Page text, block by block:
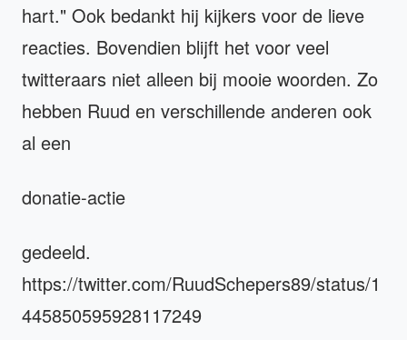
hart." Ook bedankt hij kijkers voor de lieve
reacties. Bovendien blijft het voor veel
twitteraars niet alleen bij mooie woorden. Zo
hebben Ruud en verschillende anderen ook
al een
donatie-actie
gedeeld.
https://twitter.com/RuudSchepers89/status/1
445850595928117249